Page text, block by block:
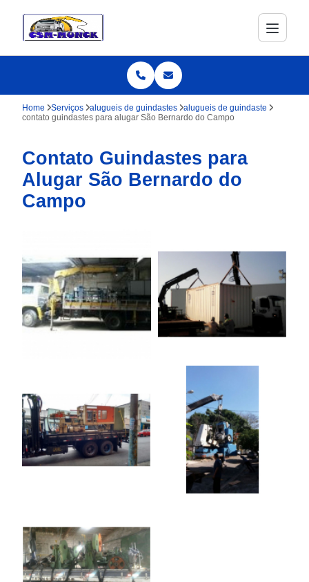
Home Serviços alugueis de guindastes
alugueis de guindaste
contato guindastes para alugar São Bernardo do Campo
Contato Guindastes para
Alugar São Bernardo do
Campo